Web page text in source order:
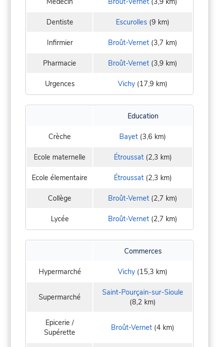
Dentiste Escurolles (9 km)
Infirmier Broût-Vernet (3,7 km)
Pharmacie Broût-Vernet (3,9 km)
Urgences Vichy (17,9 km)
Education
Crèche Bayet (3,6 km)
Ecole maternelle Étroussat(2,3 km)
Ecole élementaire Étroussat(2,3 km)
Collège Broût-Vernet (2,7 km)
Lycée Broût-Vernet (2,7 km)
Commerces
Hypermarché Vichy (15,3 km)
Supermarché
Saint-Pourçain-sur-Sioule
(8,2 km)
Epicerie /
Supérette
Broût-Vernet (4 km)